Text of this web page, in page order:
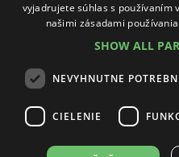
INFOLINKA ESHOP
PONDELOK-PIATOK 07:00 -
VÁM RÁD POMÔŽE :
PETRA: 0911 545 237
vyjadrujete súhlas s používaním
našimi zásadami
SHOW ALL
NEVYHNUTNE
CIELENIE